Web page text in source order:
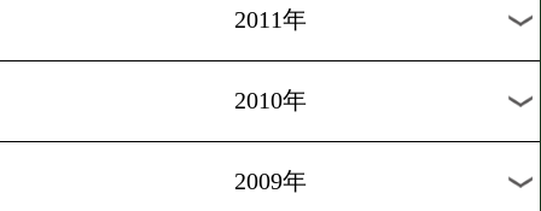
2020年